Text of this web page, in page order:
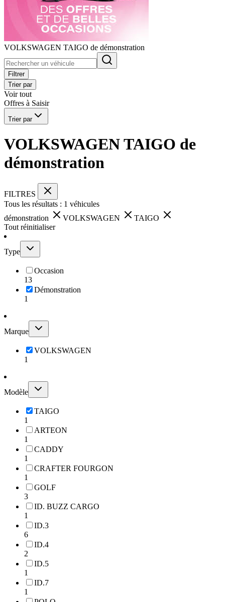
VOLKSWAGEN TAIGO de démonstration
Filtrer
Trier par
Voir tout
Offres à Saisir
Trier par
VOLKSWAGEN TAIGO de
démonstration
FILTRES
Tous les résultats : 1 véhicules
démonstration
VOLKSWAGEN
TAIGO
Tout réinitialiser
Type
Occasion
13
Démonstration
1
Marque
VOLKSWAGEN
1
Modèle
TAIGO
1
ARTEON
1
CADDY
1
CRAFTER FOURGON
1
GOLF
3
ID. BUZZ CARGO
1
ID.3
6
ID.4
2
ID.5
1
ID.7
1